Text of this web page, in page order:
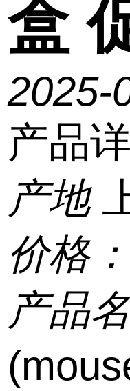
盒
2025-
产品
产地
价格：
产品